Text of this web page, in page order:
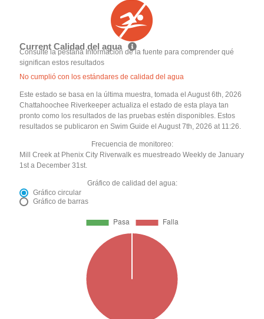
Current Calidad del agua
Consulte la pestaña Información de la fuente para comprender qué
significan estos resultados
No cumplió con los estándares de calidad del agua
Este estado se basa en la última muestra, tomada el August 6th, 2026
Chattahoochee Riverkeeper actualiza el estado de esta playa tan
pronto como los resultados de las pruebas estén disponibles. Estos
resultados se publicaron en Swim Guide el August 7th, 2026 at 11:26.
Frecuencia de monitoreo:
Mill Creek at Phenix City Riverwalk es muestreado Weekly de January
1st a December 31st.
Gráfico de calidad del agua:
Gráfico circular
Gráfico de barras